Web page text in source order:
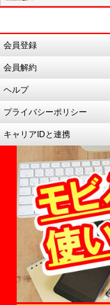
会員登録
会員解約
ヘルプ
プライバシーポリシー
キャリアIDと連携